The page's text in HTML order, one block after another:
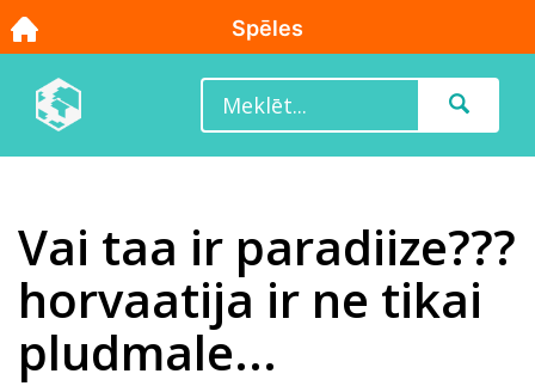
Vai taa ir paradiize???
horvaatija ir ne tikai
pludmale...